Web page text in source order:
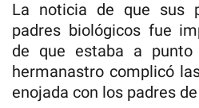
La noticia de que sus
padres biológicos fue
de que estaba a
hermanastro complicó
enojada con los padres